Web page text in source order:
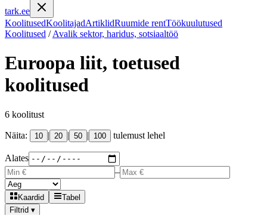
tark.ee
KoolitusedKoolitajadArtiklidRuumide rentTöökuulutused
Koolitused /Avalik sektor, haridus, sotsiaaltöö
Euroopa liit, toetused
koolitused
6 koolitust
Näita: 10 | 20 | 50 | 100 tulemust lehel
Alates
–
Kaardid
Tabel
Filtrid ▾